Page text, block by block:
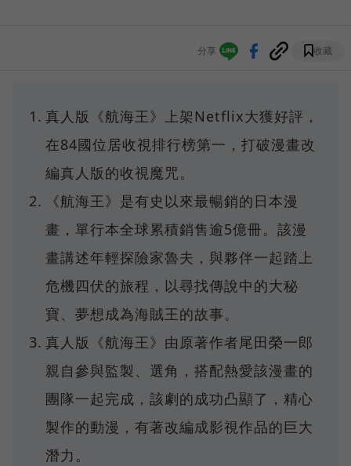
分享 收藏
真人版《航海王》上架Netflix大獲好評，
在84國位居收視排行榜第一，打破漫畫改
編真人版的收視魔咒。
《航海王》是有史以來最暢銷的日本漫
畫，單行本全球累積銷售逾5億冊。該漫
畫講述年輕探險家魯夫，與夥伴一起踏上
危機四伏的旅程，以尋找傳說中的大秘
寶、夢想成為海賊王的故事。
真人版《航海王》由原著作者尾田榮一郎
親自參與監製、選角，搭配熱愛該漫畫的
團隊一起完成，該劇的成功凸顯了，精心
製作的動漫，有著改編成影視作品的巨大
潛力。